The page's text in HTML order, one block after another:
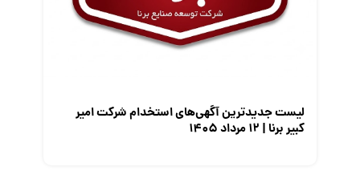
معرفی متخصصان منابع انسانی
لیست جدیدترین آگهی‌های استخدام شرکت امیر
کبیر برنا | ۱۲ مرداد ۱۴۰۵